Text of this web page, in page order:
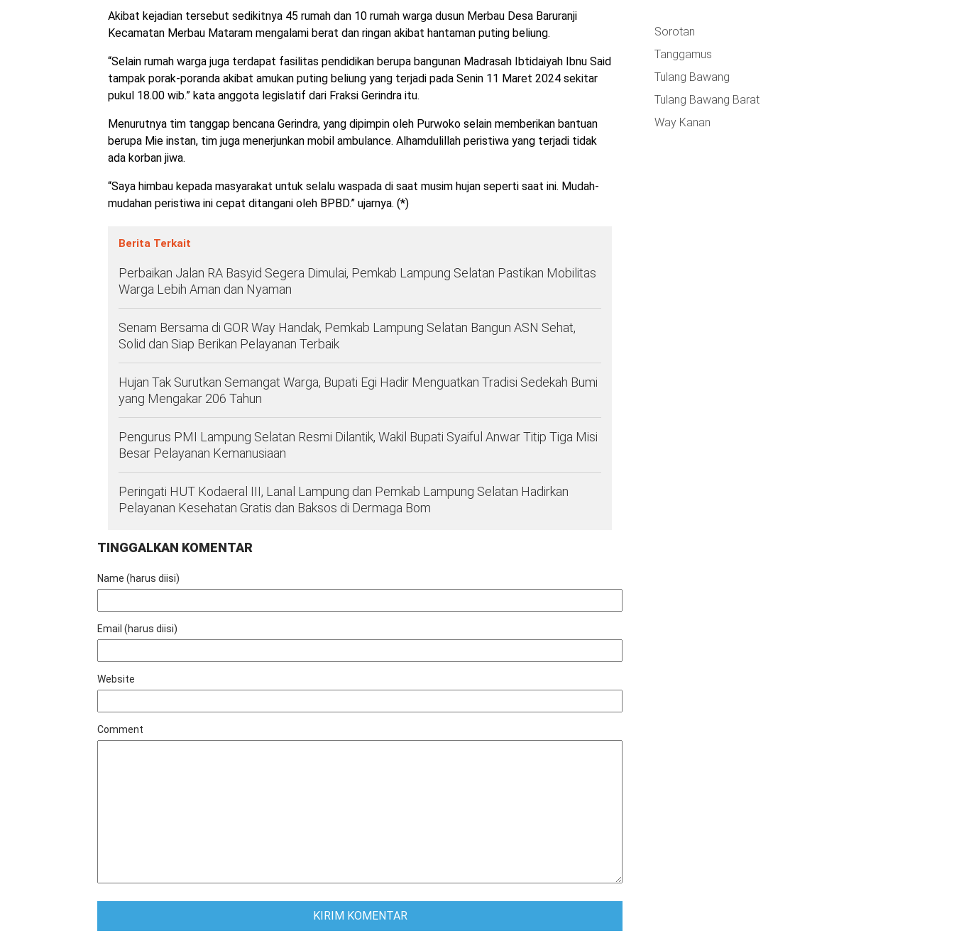
Akibat kejadian tersebut sedikitnya 45 rumah dan 10 rumah warga dusun Merbau Desa Baruranji
Kecamatan Merbau Mataram mengalami berat dan ringan akibat hantaman puting beliung.
“Selain rumah warga juga terdapat fasilitas pendidikan berupa bangunan Madrasah Ibtidaiyah Ibnu Said
tampak porak-poranda akibat amukan puting beliung yang terjadi pada Senin 11 Maret 2024 sekitar
pukul 18.00 wib.” kata anggota legislatif dari Fraksi Gerindra itu.
Menurutnya tim tanggap bencana Gerindra, yang dipimpin oleh Purwoko selain memberikan bantuan
berupa Mie instan, tim juga menerjunkan mobil ambulance. Alhamdulillah peristiwa yang terjadi tidak
ada korban jiwa.
“Saya himbau kepada masyarakat untuk selalu waspada di saat musim hujan seperti saat ini. Mudah-
mudahan peristiwa ini cepat ditangani oleh BPBD.” ujarnya. (*)
Berita Terkait
Perbaikan Jalan RA Basyid Segera Dimulai, Pemkab Lampung Selatan Pastikan Mobilitas
Warga Lebih Aman dan Nyaman
Senam Bersama di GOR Way Handak, Pemkab Lampung Selatan Bangun ASN Sehat,
Solid dan Siap Berikan Pelayanan Terbaik
Hujan Tak Surutkan Semangat Warga, Bupati Egi Hadir Menguatkan Tradisi Sedekah Bumi
yang Mengakar 206 Tahun
Pengurus PMI Lampung Selatan Resmi Dilantik, Wakil Bupati Syaiful Anwar Titip Tiga Misi
Besar Pelayanan Kemanusiaan
Peringati HUT Kodaeral III, Lanal Lampung dan Pemkab Lampung Selatan Hadirkan
Pelayanan Kesehatan Gratis dan Baksos di Dermaga Bom
TINGGALKAN KOMENTAR
Name (harus diisi)
Email (harus diisi)
Website
Comment
Sorotan
Tanggamus
Tulang Bawang
Tulang Bawang Barat
Way Kanan